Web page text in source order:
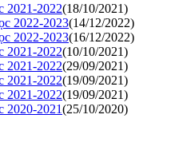
2021-2022(18/10/2021)
2022-2023(14/12/2022)
2022-2023(16/12/2022)
2021-2022(10/10/2021)
2021-2022(29/09/2021)
2021-2022(19/09/2021)
2021-2022(19/09/2021)
2020-2021(25/10/2020)